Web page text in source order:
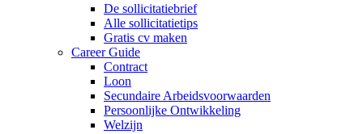
De sollicitatiebrief
Alle sollicitatietips
Gratis cv maken
Career Guide
Contract
Loon
Secundaire Arbeidsvoorwaarden
Persoonlijke Ontwikkeling
Welzijn